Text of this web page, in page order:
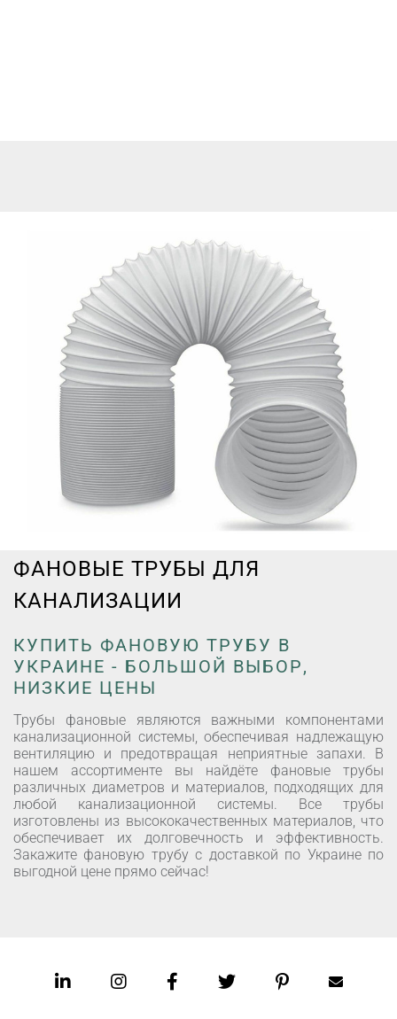
ФАНОВЫЕ ТРУБЫ ДЛЯ
КАНАЛИЗАЦИИ
КУПИТЬ ФАНОВУЮ ТРУБУ В
УКРАИНЕ - БОЛЬШОЙ ВЫБОР,
НИЗКИЕ ЦЕНЫ
Трубы фановые являются важными компонентами
канализационной системы, обеспечивая надлежащую
вентиляцию и предотвращая неприятные запахи. В
нашем ассортименте вы найдёте фановые трубы
различных диаметров и материалов, подходящих для
любой канализационной системы. Все трубы
изготовлены из высококачественных материалов, что
обеспечивает их долговечность и эффективность.
Закажите фановую трубу с доставкой по Украине по
выгодной цене прямо сейчас!